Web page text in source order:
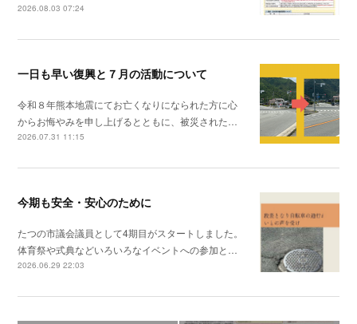
2026.08.03 07:24
一日も早い復興と７月の活動について
令和８年熊本地震にてお亡くなりになられた方に心
からお悔やみを申し上げるとともに、被災された…
2026.07.31 11:15
今期も安全・安心のために
たつの市議会議員として4期目がスタートしました。
体育祭や式典などいろいろなイベントへの参加と…
2026.06.29 22:03